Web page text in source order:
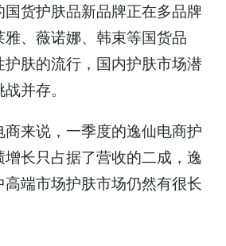
货护肤品新品牌正在多品牌
、薇诺娜、韩束等国货品
护肤的流⾏，国内护肤市场潜
并存。
来说，一季度的逸仙电商护
增长只占据了营收的二成，逸
端市场护肤市场仍然有很长